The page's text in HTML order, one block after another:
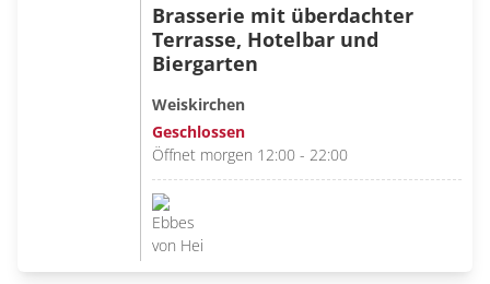
Brasserie mit überdachter
Terrasse, Hotelbar und
Biergarten
Weiskirchen
Geschlossen
Öffnet morgen 12:00 - 22:00